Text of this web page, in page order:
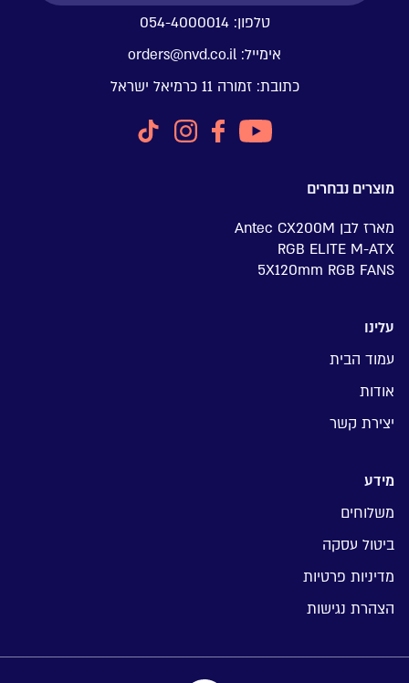
טלפון: 054-4000014
אימייל: orders@nvd.co.il
כתובת: זמורה 11 כרמיאל ישראל
מוצרים נבחרים
מארז לבן Antec CX200M
RGB ELITE M-ATX
5X120mm RGB FANS
עלינו
עמוד הבית
אודות
יצירת קשר
מידע
משלוחים
ביטול עסקה
מדיניות פרטיות
הצהרת נגישות